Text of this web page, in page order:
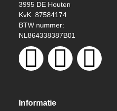
3995 DE Houten
KvK: 87584174
BTW nummer:
NL864338387B01
Informatie